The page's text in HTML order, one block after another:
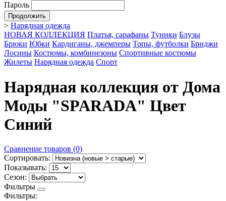
Пароль
Продолжить
> Нарядная одежда
НОВАЯ КОЛЛЕКЦИЯ Платья, сарафаны Туники Блузы
Брюки Юбки Кардиганы, джемперы Топы, футболки Бриджи
Лосины Костюмы, комбинезоны Спортивные костюмы
Жилеты Нарядная одежда Спорт
Нарядная коллекция от Дома
Моды "SPARADA" Цвет
Синий
Сравнение товаров (0)
Сортировать:
Показывать:
Сезон:
Фильтры
Фильтры: